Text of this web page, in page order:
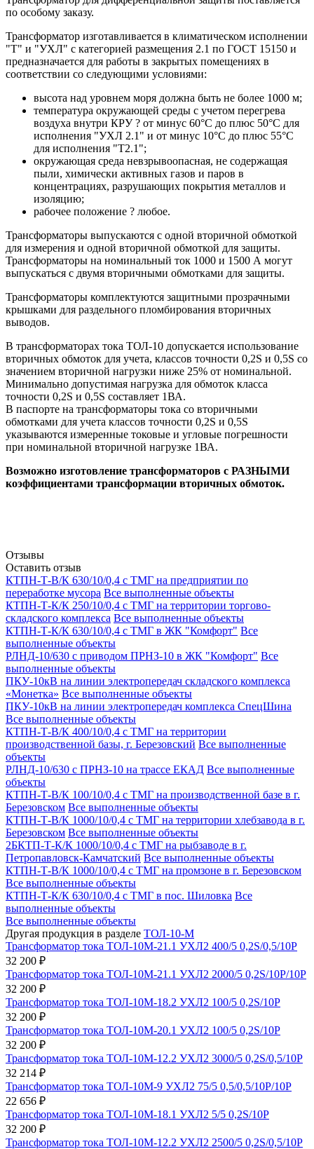
по особому заказу.
Трансформатор изготавливается в климатическом исполнении
"Т" и "УХЛ" с категорией размещения 2.1 по ГОСТ 15150 и
предназначается для работы в закрытых помещениях в
соответствии со следующими условиями:
высота над уровнем моря должна быть не более 1000 м;
температура окружающей среды с учетом перегрева
воздуха внутри КРУ ? от минус 60°C до плюс 50°C для
исполнения "УХЛ 2.1" и от минус 10°C до плюс 55°C
для исполнения "Т2.1";
окружающая среда невзрывоопасная, не содержащая
пыли, химически активных газов и паров в
концентрациях, разрушающих покрытия металлов и
изоляцию;
рабочее положение ? любое.
Трансформаторы выпускаются с одной вторичной обмоткой
для измерения и одной вторичной обмоткой для защиты.
Трансформаторы на номинальный ток 1000 и 1500 А могут
выпускаться с двумя вторичными обмотками для защиты.
Трансформаторы комплектуются защитными прозрачными
крышками для раздельного пломбирования вторичных
выводов.
В трансформаторах тока ТОЛ-10 допускается использование
вторичных обмоток для учета, классов точности 0,2S и 0,5S со
значением вторичной нагрузки ниже 25% от номинальной.
Минимально допустимая нагрузка для обмоток класса
точности 0,2S и 0,5S составляет 1ВА.
В паспорте на трансформаторы тока со вторичными
обмотками для учета классов точности 0,2S и 0,5S
указываются измеренные токовые и угловые погрешности
при номинальной вторичной нагрузке 1ВА.
Возможно изготовление трансформаторов с РАЗНЫМИ
коэффициентами трансформации вторичных обмоток.
Отзывы
Оставить отзыв
КТПН-Т-В/К 630/10/0,4 с ТМГ на предприятии по
переработке мусора Все выполненные объекты
КТПН-Т-К/К 250/10/0,4 с ТМГ на территории торгово-
складского комплекса Все выполненные объекты
КТПН-Т-К/К 630/10/0,4 с ТМГ в ЖК "Комфорт" Все
выполненные объекты
РЛНД-10/630 с приводом ПРНЗ-10 в ЖК "Комфорт" Все
выполненные объекты
ПКУ-10кВ на линии электропередач складского комплекса
«Монетка» Все выполненные объекты
ПКУ-10кВ на линии электропередач комплекса СпецШина
Все выполненные объекты
КТПН-Т-В/К 400/10/0,4 с ТМГ на территории
производственной базы, г. Березовский Все выполненные
объекты
РЛНД-10/630 с ПРНЗ-10 на трассе ЕКАД Все выполненные
объекты
КТПН-Т-В/К 100/10/0,4 с ТМГ на производственной базе в г.
Березовском Все выполненные объекты
КТПН-Т-В/К 1000/10/0,4 с ТМГ на территории хлебзавода в г.
Березовском Все выполненные объекты
2БКТП-Т-К/К 1000/10/0,4 с ТМГ на рыбзаводе в г.
Петропавловск-Камчатский Все выполненные объекты
КТПН-Т-В/К 1000/10/0,4 с ТМГ на промзоне в г. Березовском
Все выполненные объекты
КТПН-Т-К/К 630/10/0,4 с ТМГ в пос. Шиловка Все
выполненные объекты
Все выполненные объекты
Другая продукция в разделе ТОЛ-10-М
Трансформатор тока ТОЛ-10М-21.1 УХЛ2 400/5 0,2S/0,5/10Р
32 200 ₽
Трансформатор тока ТОЛ-10М-21.1 УХЛ2 2000/5 0,2S/10Р/10Р
32 200 ₽
Трансформатор тока ТОЛ-10М-18.2 УХЛ2 100/5 0,2S/10Р
32 200 ₽
Трансформатор тока ТОЛ-10М-20.1 УХЛ2 100/5 0,2S/10Р
32 200 ₽
Трансформатор тока ТОЛ-10М-12.2 УХЛ2 3000/5 0,2S/0,5/10Р
32 214 ₽
Трансформатор тока ТОЛ-10М-9 УХЛ2 75/5 0,5/0,5/10Р/10Р
22 656 ₽
Трансформатор тока ТОЛ-10М-18.1 УХЛ2 5/5 0,2S/10Р
32 200 ₽
Трансформатор тока ТОЛ-10М-12.2 УХЛ2 2500/5 0,2S/0,5/10Р